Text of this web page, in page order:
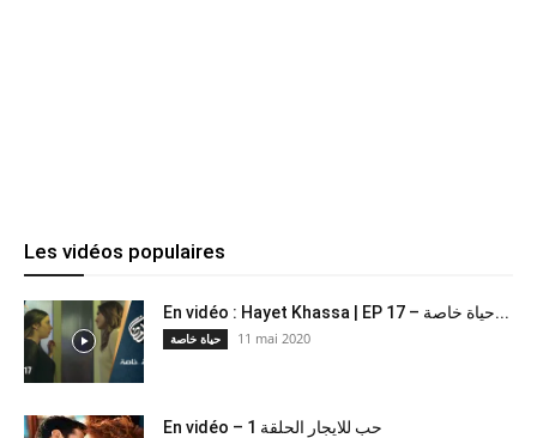
Les vidéos populaires
En vidéo : Hayet Khassa | EP 17 – حياة خاصة...
حياة خاصة 11 mai 2020
En vidéo – حب للايجار الحلقة 1